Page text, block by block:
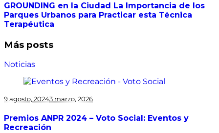
GROUNDING en la Ciudad La Importancia de los
Parques Urbanos para Practicar esta Técnica
Terapéutica
Más posts
Noticias
9 agosto, 20243 marzo, 2026
Premios ANPR 2024 – Voto Social: Eventos y
Recreación